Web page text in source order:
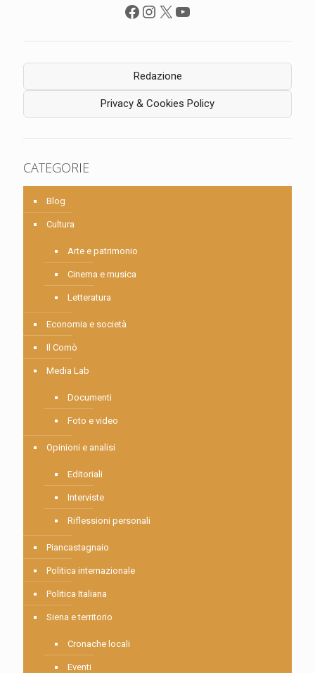
Facebook
Instagram
X YouTube
Redazione
Privacy & Cookies Policy
CATEGORIE
Blog
Cultura
Arte e patrimonio
Cinema e musica
Letteratura
Economia e società
Il Comò
Media Lab
Documenti
Foto e video
Opinioni e analisi
Editoriali
Interviste
Riflessioni personali
Piancastagnaio
Politica internazionale
Politica Italiana
Siena e territorio
Cronache locali
Eventi